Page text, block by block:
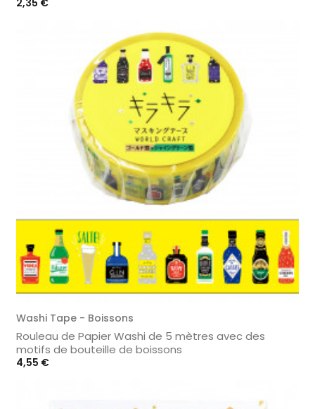
Washi Tape - Boissons
Rouleau de Papier Washi de 5 mètres avec des
motifs de bouteille de boissons
Prix
4,55 €